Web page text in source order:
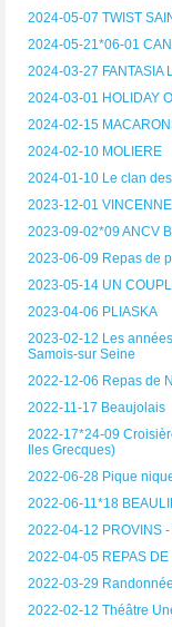
2024-05-07 TWIST
2024-05-21*06-01
2024-03-27 FANTASIA
2024-03-01 HOLIDAY
2024-02-15
2024-02-10 MOLIERE
2024-01-10 Le clan
2023-12-01
2023-09-02*09 ANCV
2023-06-09 Repas de
2023-05-14 UN
2023-04-06 PLIASKA
2023-02-12 Les
Samois-sur Seine
2022-12-06 Repas de
2022-11-17 Beaujolais
2022-17*24-09
Iles Grecques)
2022-06-28 Pique
2022-06-11*18
2022-04-12 PROVINS
2022-04-05 REPAS DE
2022-03-29
2022-02-12 Théâtre